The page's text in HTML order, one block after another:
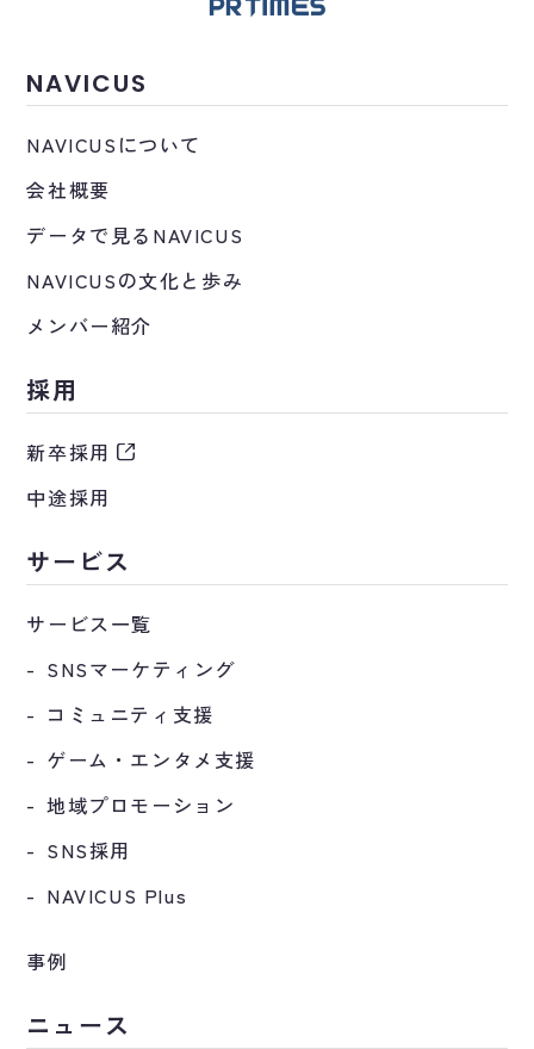
NAVICUS
NAVICUSについて
会社概要
データで見るNAVICUS
NAVICUSの文化と歩み
メンバー紹介
採用
新卒採用
中途採用
サービス
サービス一覧
SNSマーケティング
コミュニティ支援
ゲーム・エンタメ支援
地域プロモーション
SNS採用
NAVICUS Plus
事例
ニュース